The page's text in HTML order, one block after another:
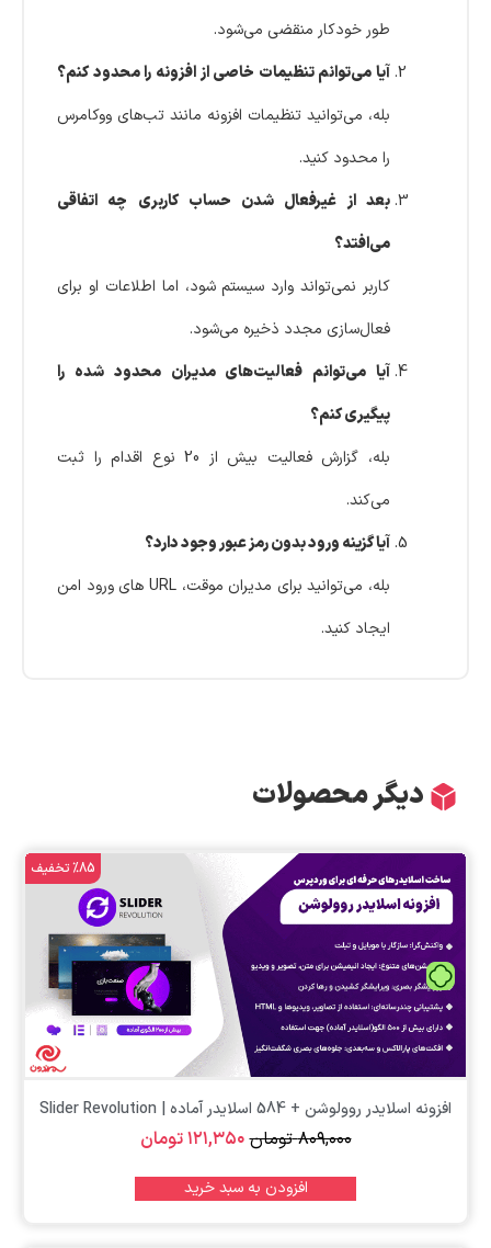
طور خودکار منقضی می‌شود.
آیا می‌توانم تنظیمات خاصی از افزونه را محدود کنم؟
بله، می‌توانید تنظیمات افزونه مانند تب‌های ووکامرس
را محدود کنید.
بعد از غیرفعال شدن حساب کاربری چه اتفاقی
می‌افتد؟
کاربر نمی‌تواند وارد سیستم شود، اما اطلاعات او برای
فعال‌سازی مجدد ذخیره می‌شود.
آیا می‌توانم فعالیت‌های مدیران محدود شده را
پیگیری کنم؟
بله، گزارش فعالیت بیش از 20 نوع اقدام را ثبت
می‌کند.
آیا گزینه ورود بدون رمز عبور وجود دارد؟
بله، می‌توانید برای مدیران موقت، URL های ورود امن
ایجاد کنید.
دیگر محصولات
تومان
%85 تخفیف
افزونه اسلایدر روولوشن + 584 اسلایدر آماده | Slider Revolution
۸۰۹,۰۰۰ تومان۱۲۱,۳۵۰تومان
افزودن به سبد خرید